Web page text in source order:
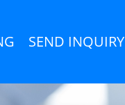
SEND INQUIRY